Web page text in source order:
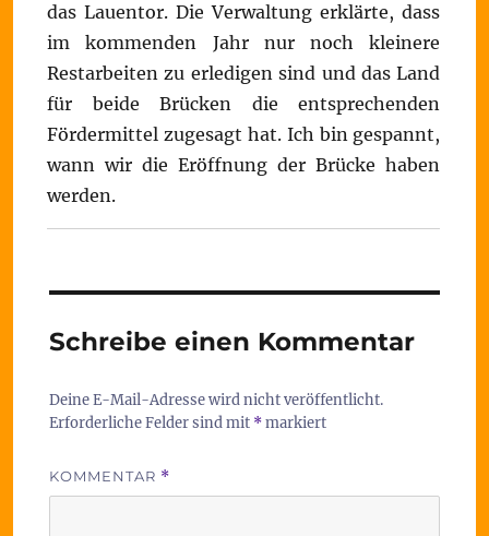
das Lauentor. Die Verwaltung erklärte, dass
im kommenden Jahr nur noch kleinere
Restarbeiten zu erledigen sind und das Land
für beide Brücken die entsprechenden
Fördermittel zugesagt hat. Ich bin gespannt,
wann wir die Eröffnung der Brücke haben
werden.
Schreibe einen Kommentar
Deine E-Mail-Adresse wird nicht veröffentlicht.
Erforderliche Felder sind mit *markiert
KOMMENTAR *